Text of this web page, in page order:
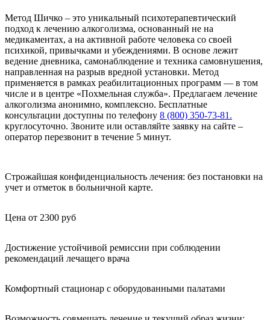
Метод Шичко – это уникальный психотерапевтический
подход к лечению алкоголизма, основанный не на
медикаментах, а на активной работе человека со своей
психикой, привычками и убеждениями. В основе лежит
ведение дневника, самонаблюдение и техника самовнушения,
направленная на разрыв вредной установки. Метод
применяется в рамках реабилитационных программ — в том
числе и в центре «Похмельная служба». Предлагаем лечение
алкоголизма анонимно, комплексно. Бесплатные
консультации доступны по телефону 8 (800) 350-73-81.
круглосуточно. Звоните или оставляйте заявку на сайте –
оператор перезвонит в течение 5 минут.
Строжайшая конфиденциальность лечения: без постановки на
учет и отметок в больничной карте.
Цена от 2300 руб
Достижение устойчивой ремиссии при соблюдении
рекомендаций лечащего врача
Комфортный стационар с оборудованными палатами